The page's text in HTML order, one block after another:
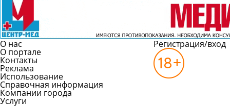
О нас
О портале
Контакты
Реклама
Использование
Справочная информация
Компании города
Услуги
Регистрация/вход